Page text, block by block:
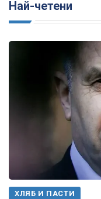
Най-четени
ХЛЯБ И ПАСТИ